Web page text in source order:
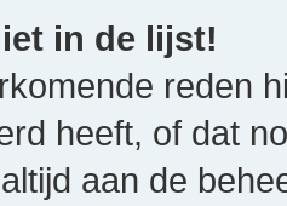
in de lijst!
reden
heeft, of dat
aan de